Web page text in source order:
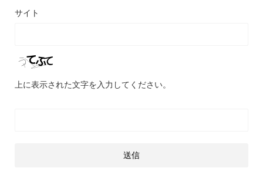
サイト
上に表示された文字を入力してください。